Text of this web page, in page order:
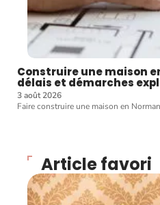
Construire une maison
délais et démarches
3 août 2026
Faire construire une maison en
Article favori